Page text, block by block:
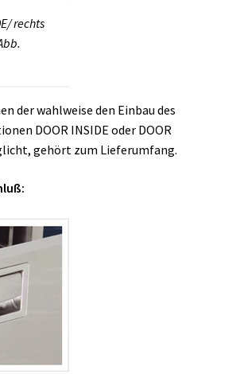
rechts
der wahlweise den Einbau des
DOOR INSIDE oder DOOR
gehört zum Lieferumfang.